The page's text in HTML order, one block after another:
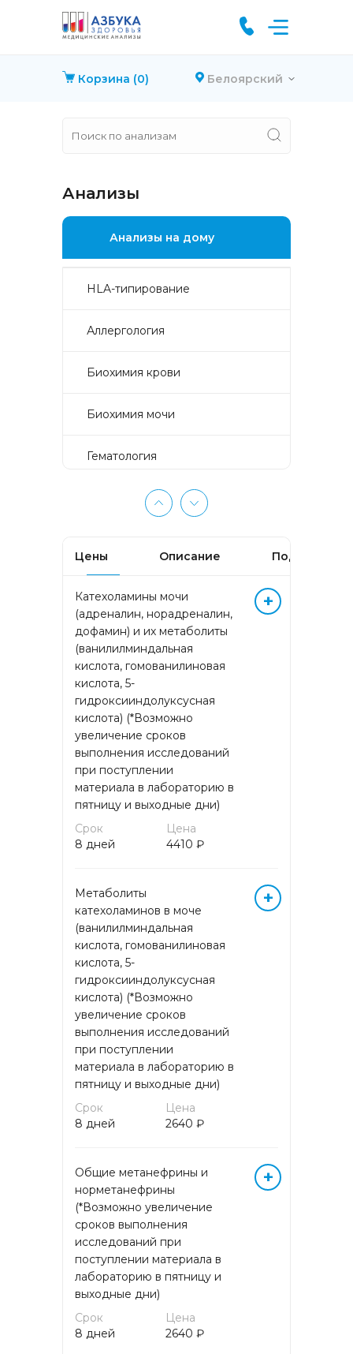
Корзина (0) Белоярский
Анализы
Анализы на дому
HLA-типирование
Аллергология
Биохимия крови
Биохимия мочи
Гематология
Изосерология
Иммунологические
исследования
Исследование генетических
полиморфизмов методом
пиросеквенирования
Исследование генетических
полиморфизмов методом ПЦР
Комплексная оценка
Комплексный анализ крови на
аминокислоты
Коронавирусная инфекция
Коронавирусная инфекция
COVID-19 РНК
Лекарственный мониторинг
Маркеры аутоиммунных
заболеваний
Микробиологические
исследования
Молекулярная (ДНК/РНК)
диагностика методом ПЦР
Молекулярная (ДНК/РНК)
диагностика методом ПЦР
Цены Описание Подготовка
Катехоламины мочи
(адреналин, норадреналин,
дофамин) и их метаболиты
(ванилилминдальная
кислота, гомованилиновая
кислота, 5-
гидроксииндолуксусная
кислота) (*Возможно
увеличение сроков
выполнения исследований
при поступлении
материала в лабораторию в
пятницу и выходные дни)
Срок
8 дней
Цена
4410 ₽
+
Метаболиты
катехоламинов в моче
(ванилилминдальная
кислота, гомованилиновая
кислота, 5-
гидроксииндолуксусная
кислота) (*Возможно
увеличение сроков
выполнения исследований
при поступлении
материала в лабораторию в
пятницу и выходные дни)
Срок
8 дней
Цена
2640 ₽
+
Общие метанефрины и
норметанефрины
(*Возможно увеличение
сроков выполнения
исследований при
поступлении материала в
лабораторию в пятницу и
выходные дни)
Срок
8 дней
Цена
2640 ₽
+